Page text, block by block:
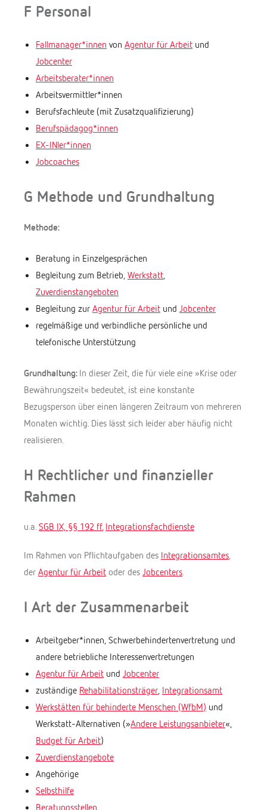
F Personal
Fallmanager*innen von Agentur für Arbeit und
Jobcenter
Arbeitsberater*innen
Arbeitsvermittler*innen
Berufsfachleute (mit Zusatzqualifizierung)
Berufspädagog*innen
EX-INler*innen
Jobcoaches
G Methode und Grundhaltung
Methode:
Beratung in Einzelgesprächen
Begleitung zum Betrieb, Werkstatt
Zuverdienstangeboten
Begleitung zur Agentur für Arbeit und Jobcenter
regelmäßige und verbindliche persönliche und
telefonische Unterstützung
Grundhaltung: In dieser Zeit, die für viele eine »Krise oder
Bewährungszeit« bedeutet, ist eine konstante
Bezugsperson über einen längeren Zeitraum von mehreren
Monaten wichtig. Dies lässt sich leider aber häufig nicht
realisieren.
H Rechtlicher und finanzieller
Rahmen
u.a.SGB IX, §§ 192 ff. Integrationsfachdienste
Im Rahmen von Pflichtaufgaben des Integrationsamtes,
der Agentur für Arbeit oder des Jobcenters.
I Art der Zusammenarbeit
Arbeitgeber*innen, Schwerbehindertenvertretung und
andere betriebliche Interessenvertretungen
Agentur für Arbeit und Jobcenter
zuständige Rehabilitationsträger, Integrationsamt
Werkstätten für behinderte Menschen (WfbM) und
Werkstatt-Alternativen (»Andere Leistungsanbieter«,
Budget für Arbeit)
Zuverdienstangebote
Angehörige
Selbsthilfe
Beratungsstellen